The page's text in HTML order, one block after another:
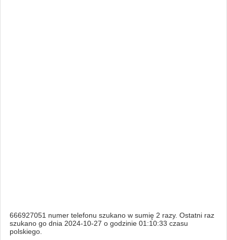
666927051 numer telefonu szukano w sumię 2 razy. Ostatni raz
szukano go dnia 2024-10-27 o godzinie 01:10:33 czasu
polskiego.